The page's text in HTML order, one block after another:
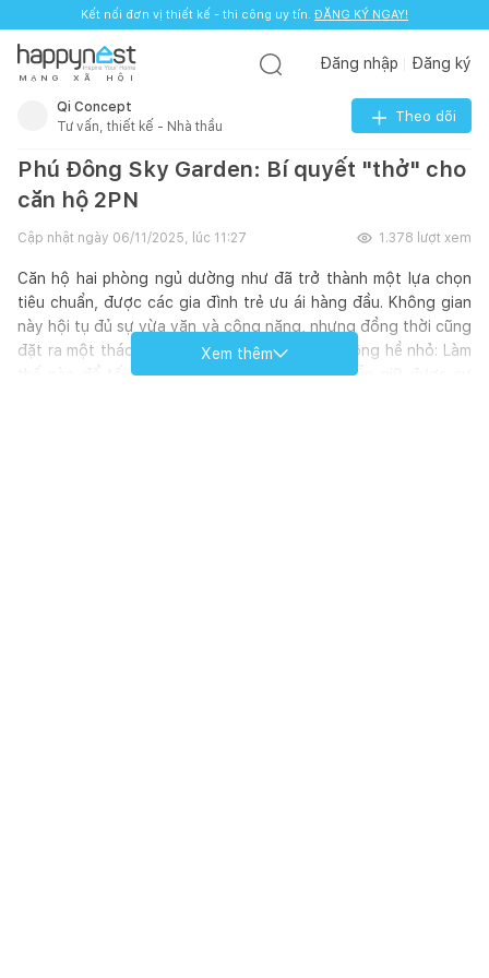
Kết nối đơn vị thiết kế - thi công uy tín. ĐĂNG KÝ NGAY!
M Ạ N G X Ã H Ộ I
Đăng nhập Đăng ký
Qi Concept
Tư vấn, thiết kế - Nhà thầu
Theo dõi
Phú Đông Sky Garden: Bí quyết "thở" cho
căn hộ 2PN
Cập nhật ngày 06/11/2025, lúc 11:27 1.378 lượt xem
Căn hộ hai phòng ngủ dường như đã trở thành một lựa chọn
tiêu chuẩn, được các gia đình trẻ ưu ái hàng đầu. Không gian
này hội tụ đủ sự vừa vặn và công năng, nhưng đồng thời cũng
đặt ra một thách thức kiến tạo không gian không hề nhỏ: Làm
thế nào để tối ưu hóa từng mét vuông mà vẫn giữ được sự
Xem thêm